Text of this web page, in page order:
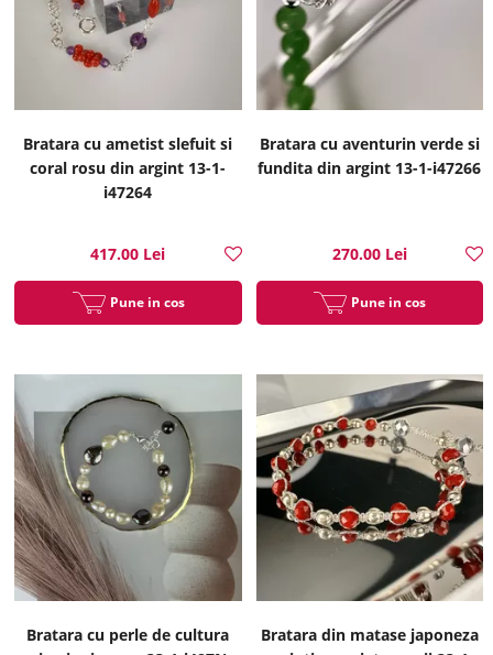
Bratara cu ametist slefuit si
coral rosu din argint 13-1-
i47264
417.00 Lei
Pune in cos
Bratara cu aventurin verde si
fundita din argint 13-1-i47266
270.00 Lei
Pune in cos
Bratara cu perle de cultura
Bratara din matase japoneza